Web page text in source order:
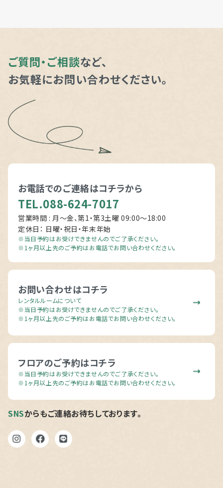
ご質問・ご相談など、
お気軽にお問い合わせください。
お電話でのご連絡はコチラから
TEL.088-624-7017
営業時間 : 月～金、第1・第3土曜 09:00〜18:00
定休日： 日曜・祝日・年末年始
※当日予約はお受けできませんのでご了承ください。
※1ヶ月以上先のご予約はお電話でお問い合わせください。
お問い合わせはコチラ
レンタルルームについて
※当日予約はお受けできませんのでご了承ください。
※1ヶ月以上先のご予約はお電話でお問い合わせください。
フロアのご予約はコチラ
※当日予約はお受けできませんのでご了承ください。
※1ヶ月以上先のご予約はお電話でお問い合わせください。
SNSからもご連絡お待ちしております。